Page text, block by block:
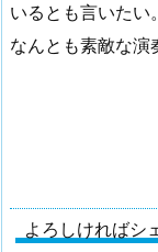
いるとも言いたい。
なんとも素敵な演
よろしければシ